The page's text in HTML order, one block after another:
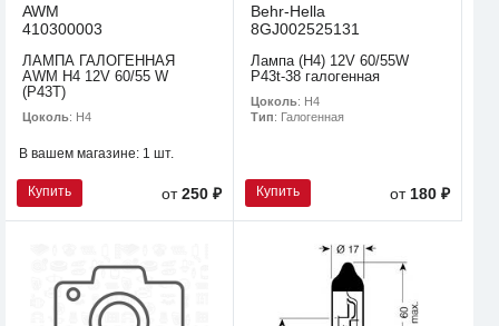
AWM
410300003
ЛАМПА ГАЛОГЕННАЯ
AWM H4 12V 60/55 W
(P43T)
Цоколь: H4
В вашем магазине: 1 шт.
Купить от250 ₽
Behr-Hella
8GJ002525131
Лампа (H4) 12V 60/55W
P43t-38 галогенная
Цоколь: H4
Тип: Галогенная
Купить от 180 ₽